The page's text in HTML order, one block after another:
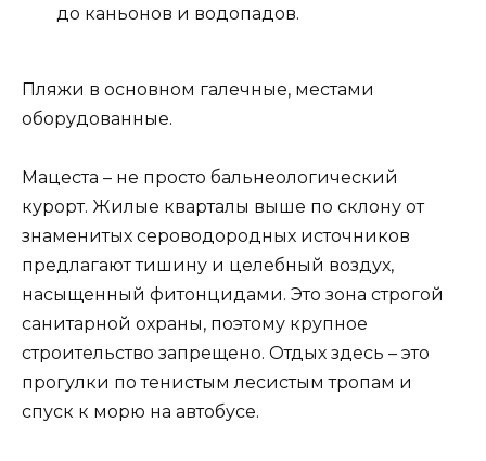
до каньонов и водопадов.
Пляжи в основном галечные, местами
оборудованные.
Мацеста – не просто бальнеологический
курорт. Жилые кварталы выше по склону от
знаменитых сероводородных источников
предлагают тишину и целебный воздух,
насыщенный фитонцидами. Это зона строгой
санитарной охраны, поэтому крупное
строительство запрещено. Отдых здесь – это
прогулки по тенистым лесистым тропам и
спуск к морю на автобусе.